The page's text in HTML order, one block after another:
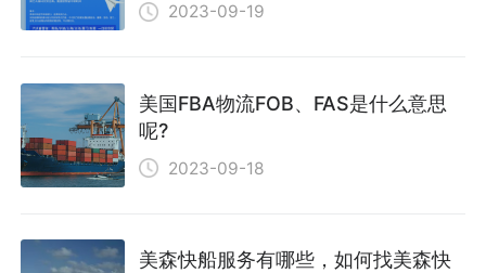
2023-09-19
美国FBA物流FOB、FAS是什么意思
呢?
2023-09-18
美森快船服务有哪些，如何找美森快